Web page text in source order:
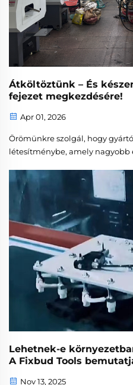
Átköltöztünk – És
fejezet megkezdésére!
Apr 01, 2026
Örömünkre szolgál, hogy
létesítménybe, amely
lehetőséget nyújt arra, hogy
központját: minőség iránti
Lehetnek-e
A Fixbud Tools
Nov 13, 2025